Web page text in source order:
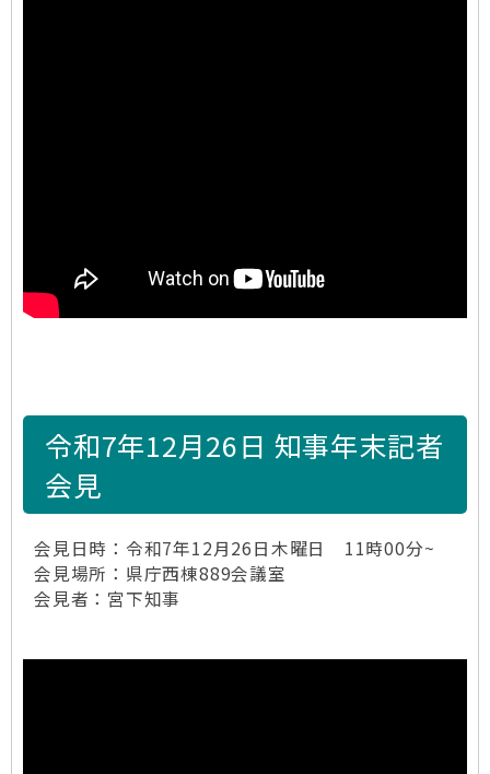
令和7年12月26日 知事年末記者
会見
会見日時：令和7年12月26日木曜日 11時00分~
会見場所：県庁西棟889会議室
会見者：宮下知事